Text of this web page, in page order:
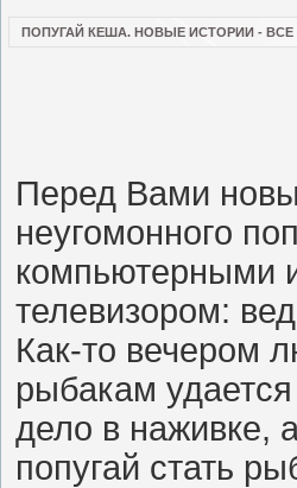
ПОПУГАЙ КЕША. НОВЫЕ ИСТОРИИ - ВСЕ 4
Перед Вами
неугомонного
компьютерными
телевизором:
Как-то вечером
рыбакам
дело в наживке,
попугай стать